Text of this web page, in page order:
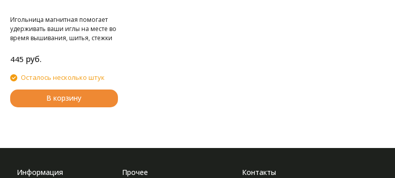
Игольница магнитная помогает
удерживать ваши иглы на месте во
время вышивания, шитья, стежки
декоративную сторону с магнитом
поверх ткани и поместите
магнитный диск под ткань. Дизайн
магнитной иголницы -
растительный в синих тонах.
Размер игольницы: 3 x 5 мм.
445 руб.
Осталось несколько штук
В корзину
Информация Прочее Контакты